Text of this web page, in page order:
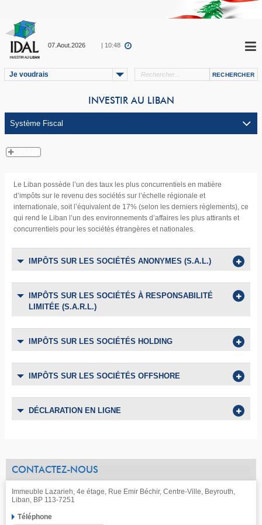
07.Aout.2026 | 10:48
Je voudrais
INVESTIR AU LIBAN
Le Liban possède l’un des taux les plus concurrentiels en matière
d’impôts sur le revenu des sociétés sur l’échelle régionale et
internationale, soit l’équivalent de 17% (selon les derniers règlements), ce
qui rend le Liban l’un des environnements d’affaires les plus attirants et
concurrentiels pour les sociétés étrangères et nationales.
IMPÔTS SUR LES SOCIÉTÉS ANONYMES (S.A.L.)
IMPÔTS SUR LES SOCIÉTÉS À RESPONSABILITÉ
LIMITÉE (S.A.R.L.)
IMPÔTS SUR LES SOCIÉTÉS HOLDING
IMPÔTS SUR LES SOCIÉTÉS OFFSHORE
DÉCLARATION EN LIGNE
CONTACTEZ-NOUS
Immeuble Lazarieh, 4e étage, Rue Emir Béchir, Centre-Ville, Beyrouth,
Liban, BP 113-7251
Téléphone